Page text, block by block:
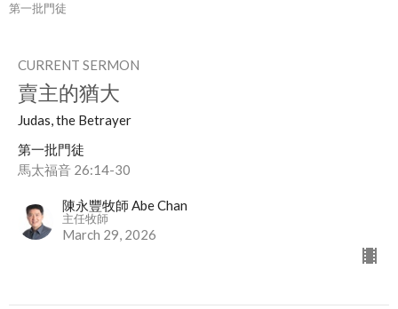
第一批門徒
CURRENT SERMON
賣主的猶大
Judas, the Betrayer
第一批門徒
馬太福音 26:14-30
陳永豐牧師 Abe Chan
主任牧師
March 29, 2026